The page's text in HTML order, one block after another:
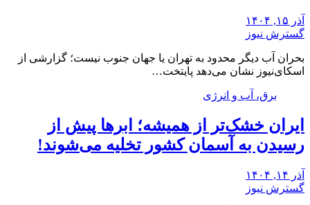
آذر ۱۵, ۱۴۰۴
گسترش نیوز
بحران آب دیگر محدود به تهران یا جهان جنوب نیست؛ گزارشی از
اسکای‌نیوز نشان می‌دهد پایتخت…
برق، آب و انرژی
ایران خشک‌تر از همیشه؛ ابرها پیش از
رسیدن به آسمان کشور تخلیه می‌شوند!
آذر ۱۴, ۱۴۰۴
گسترش نیوز